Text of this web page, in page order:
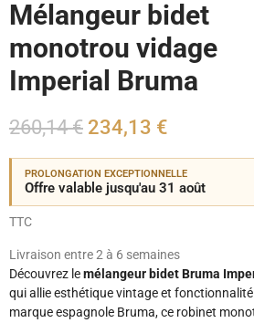
Mélangeur bidet
monotrou vidage
Imperial Bruma
260,14 € 234,13 €
PROLONGATION EXCEPTIONNELLE
Offre valable jusqu'au 31 août
TTC
Livraison entre 2 à 6 semaines
Découvrez lemélangeur bidet Bruma
qui allie esthétique vintage et
marque espagnole Bruma, ce robinet